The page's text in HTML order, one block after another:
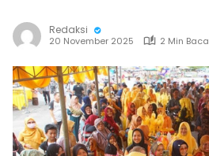
Redaksi
20 November 2025 2 Min Baca